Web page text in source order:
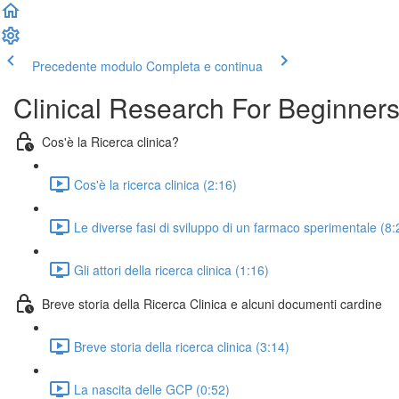
Precedente modulo Completa e continua
Clinical Research For Beginners
Cos'è la Ricerca clinica?
Cos'è la ricerca clinica (2:16)
Le diverse fasi di sviluppo di un farmaco sperimentale
Gli attori della ricerca clinica (1:16)
Breve storia della Ricerca Clinica e alcuni documenti cardine
Breve storia della ricerca clinica (3:14)
La nascita delle GCP (0:52)